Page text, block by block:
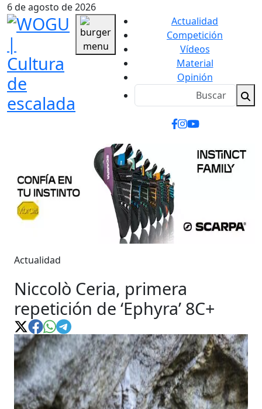
6 de agosto de 2026
Actualidad
Competición
Vídeos
Material
Opinión
Actualidad
Niccolò Ceria, primera
repetición de ‘Ephyra’ 8C+